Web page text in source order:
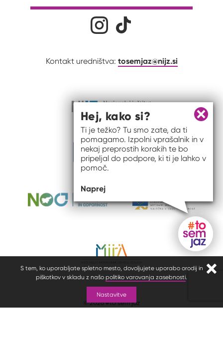
S tem, ko uporabljate spletno mesto, dovoljujete uporabo orodij in
piškotkov v skladu z našo politiko varovanja zasebnosti.
Nastavitve
Družabna omrežjaNa naš Instagram profil
Kontakt uredništva: tosemjaz@nijz.si
© 2026 #to sem jaz
Gumb
Zapri
Hej, kako si?
Ti je težko? Tu smo zate, da ti
pomagamo. Izpolni vprašalnik in v
nekaj preprostih korakih te bo
pripeljal do podpore, ki ti je lahko v
pomoč.
Naprej